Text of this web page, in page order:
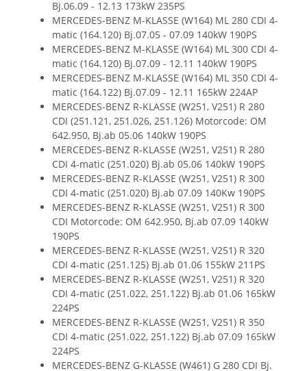
Bj.06.09 - 12.13 173kW 235PS
MERCEDES-BENZ M-KLASSE (W164) ML 280 CDI 4-
matic (164.120) Bj.07.05 - 07.09 140kW 190PS
MERCEDES-BENZ M-KLASSE (W164) ML 300 CDI 4-
matic (164.120) Bj.07.09 - 12.11 140kW 190PS
MERCEDES-BENZ M-KLASSE (W164) ML 350 CDI 4-
matic (164.122) Bj.07.09 - 12.11 165kW 224AP
MERCEDES-BENZ R-KLASSE (W251, V251) R 280
CDI (251.121, 251.026, 251.126) Motorcode: OM
642.950, Bj.ab 05.06 140kW 190PS
MERCEDES-BENZ R-KLASSE (W251, V251) R 280
CDI 4-matic (251.020) Bj.ab 05.06 140kW 190PS
MERCEDES-BENZ R-KLASSE (W251, V251) R 300
CDI 4-matic (251.020) Bj.ab 07.09 140Kw 190PS
MERCEDES-BENZ R-KLASSE (W251, V251) R 300
CDI Motorcode: OM 642.950, Bj.ab 07.09 140kW
190PS
MERCEDES-BENZ R-KLASSE (W251, V251) R 320
CDI 4-matic (251.125) Bj.ab 01.06 155kW 211PS
MERCEDES-BENZ R-KLASSE (W251, V251) R 320
CDI 4-matic (251.022, 251.122) Bj.ab 01.06 165kW
224PS
MERCEDES-BENZ R-KLASSE (W251, V251) R 350
CDI 4-matic (251.022, 251.122) Bj.ab 07.09 165kW
224PS
MERCEDES-BENZ G-KLASSE (W461) G 280 CDI Bj.